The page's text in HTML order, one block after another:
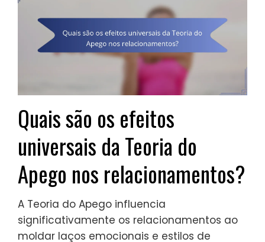
Quais são os efeitos
universais da Teoria do
Apego nos relacionamentos?
A Teoria do Apego influencia
significativamente os relacionamentos ao
moldar laços emocionais e estilos de